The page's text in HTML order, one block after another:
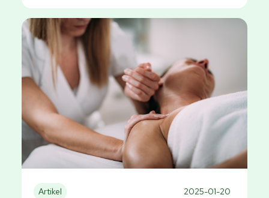
Artikel 2025-01-20